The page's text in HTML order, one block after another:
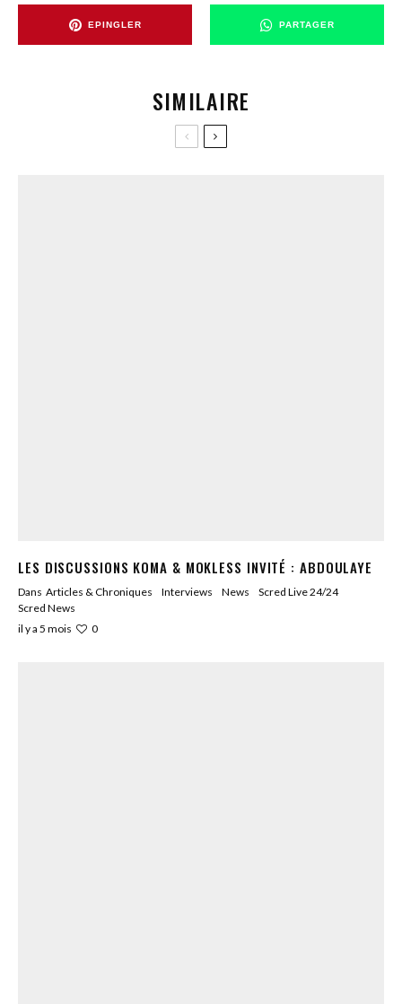
EPINGLER PARTAGER
SIMILAIRE
LES DISCUSSIONS KOMA & MOKLESS INVITÉ : ABDOULAYE
Dans Articles & Chroniques Interviews News
Scred Live 24/24
Scred News
il y a 5 mois
0